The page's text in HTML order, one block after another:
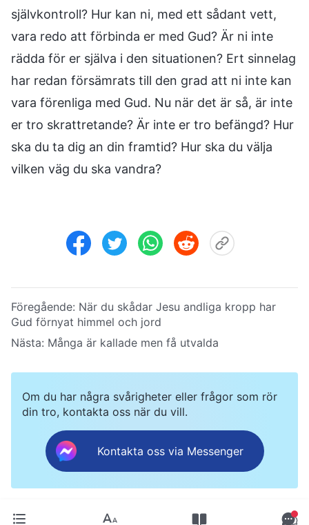
självkontroll? Hur kan ni, med ett sådant vett,
vara redo att förbinda er med Gud? Är ni inte
rädda för er själva i den situationen? Ert sinnelag
har redan försämrats till den grad att ni inte kan
vara förenliga med Gud. Nu när det är så, är inte
er tro skrattretande? Är inte er tro befängd? Hur
ska du ta dig an din framtid? Hur ska du välja
vilken väg du ska vandra?
Föregående: När du skådar Jesu andliga kropp har
Gud förnyat himmel och jord
Nästa: Många är kallade men få utvalda
Om du har några svårigheter eller frågor som rör
din tro, kontakta oss när du vill.
Kontakta oss via Messenger